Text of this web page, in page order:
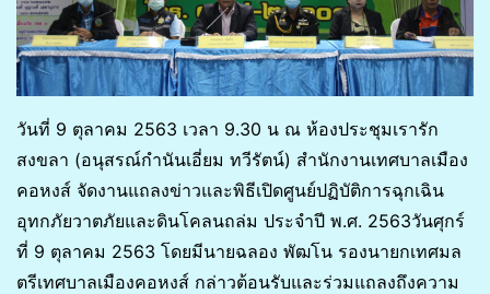
วันที่ 9 ตุลาคม 2563 เวลา 9.30 น ณ ห้องประชุมเรารัก
สงขลา (อนุสรณ์กำนันเอี่ยม ทวีรัตน์) สำนักงานเทศบาลเมือง
คอหงส์ จัดงานแถลงข่าวและพิธีเปิดศูนย์ปฏิบัติการฉุกเฉิน
อุทกภัยวาตภัยและดินโคลนถล่ม ประจำปี พ.ศ. 2563วันศุกร์
ที่ 9 ตุลาคม 2563 โดยมีนายฉลอง พัฒโน รองนายกเทศมล
ตรีเทศบาลเมืองคอหงส์ กล่าวต้อนรับและร่วมแถลงถึงความ